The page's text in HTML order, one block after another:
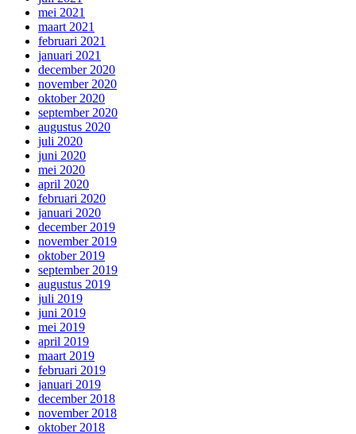
mei 2021
maart 2021
februari 2021
januari 2021
december 2020
november 2020
oktober 2020
september 2020
augustus 2020
juli 2020
juni 2020
mei 2020
april 2020
februari 2020
januari 2020
december 2019
november 2019
oktober 2019
september 2019
augustus 2019
juli 2019
juni 2019
mei 2019
april 2019
maart 2019
februari 2019
januari 2019
december 2018
november 2018
oktober 2018